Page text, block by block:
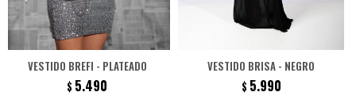
VESTIDO BREFI - PLATEADO
$ 5.490
VESTIDO BRISA - NEGRO
$ 5.990